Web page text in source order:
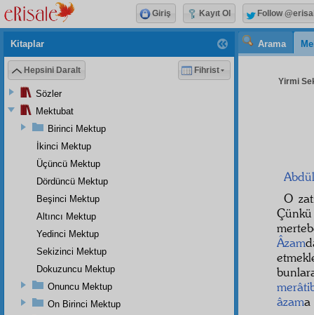
Arama
Yirmi
O
Âzam
âzama
Kitaplar
Hepsini Daralt Fihrist
Sözler
Mektubat
Birinci Mektup
İkinci Mektup
Üçüncü Mektup
Dördüncü Mektup
Beşinci Mektup
Altıncı Mektup
Yedinci Mektup
Sekizinci Mektup
Dokuzuncu Mektup
Onuncu Mektup
On Birinci Mektup
Giriş Kayıt Ol Follow